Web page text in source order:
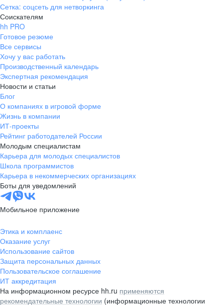
Сетка: соцсеть для нетворкинга
Соискателям
hh PRO
Готовое резюме
Все сервисы
Хочу у вас работать
Производственный календарь
Экспертная рекомендация
Новости и статьи
Блог
О компаниях в игровой форме
Жизнь в компании
ИТ-проекты
Рейтинг работодателей России
Молодым специалистам
Карьера для молодых специалистов
Школа программистов
Карьера в некоммерческих организациях
Боты для уведомлений
Мобильное приложение
Этика и комплаенс
Оказание услуг
Использование сайтов
Защита персональных данных
Пользовательское соглашение
ИТ аккредитация
На информационном ресурсе hh.ru применяются
рекомендательные технологии (информационные технологии